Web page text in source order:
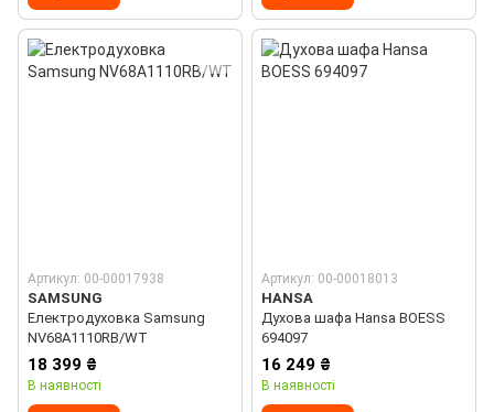
Артикул: 00-00017938
SAMSUNG
Електродуховка Samsung
NV68A1110RB/WT
18 399 ₴
В наявності
Артикул: 00-00018013
HANSA
Духова шафа Hansa BOESS
694097
16 249 ₴
В наявності